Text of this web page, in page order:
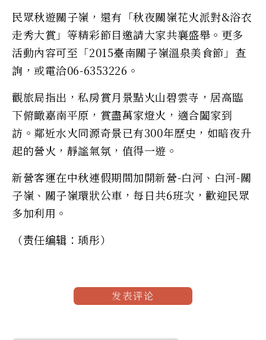
民眾秋遊關子嶺，還有「秋夜關嶺花火派對&浴衣
走秀大賞」等精彩節目邀請大家共襄盛舉。更多
活動內容可至「2015臺南關子嶺溫泉美食節」查
詢，或電洽06-6353226。
觀旅局指出，私房賞月景點火山碧雲寺，居高臨
下俯瞰嘉南平原，賞盡萬家燈火，適合闔家到
訪。鄰近水火同源奇景已有300年歷史，如暗夜升
起的營火，靜謐氣氛，值得一遊。
新營客運在中秋連假期間加開新營-白河、白河-關
子嶺、關子嶺環狀公車，每日共6班次，歡迎民眾
多加利用。
（责任编辑：瑀彤）
发表评论